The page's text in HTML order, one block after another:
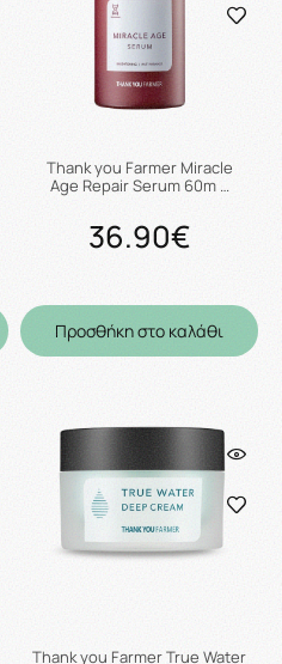
Thank you Farmer Miracle
Age Repair Serum 60m …
36.90€
Προσθήκη στο καλάθι
Thank you Farmer True Water